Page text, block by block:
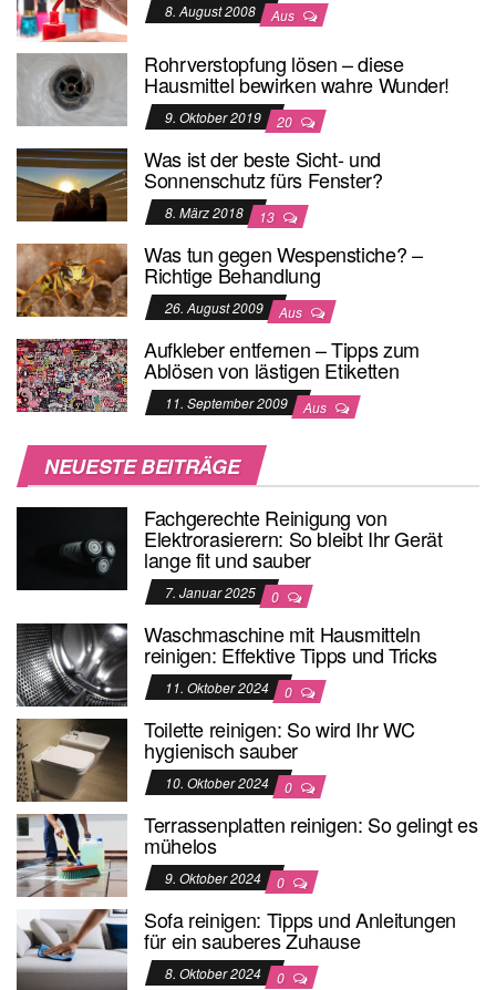
8. August 2008 Aus
Rohrverstopfung lösen – diese
Hausmittel bewirken wahre Wunder!
9. Oktober 2019 20
Was ist der beste Sicht- und
Sonnenschutz fürs Fenster?
8. März 2018 13
Was tun gegen Wespenstiche? –
Richtige Behandlung
26. August 2009 Aus
Aufkleber entfernen – Tipps zum
Ablösen von lästigen Etiketten
11. September 2009 Aus
NEUESTE BEITRÄGE
Fachgerechte Reinigung von
Elektrorasierern: So bleibt Ihr Gerät
lange fit und sauber
7. Januar 2025 0
Waschmaschine mit Hausmitteln
reinigen: Effektive Tipps und Tricks
11. Oktober 2024 0
Toilette reinigen: So wird Ihr WC
hygienisch sauber
10. Oktober 2024 0
Terrassenplatten reinigen: So gelingt es
mühelos
9. Oktober 2024 0
Sofa reinigen: Tipps und Anleitungen
für ein sauberes Zuhause
8. Oktober 2024 0